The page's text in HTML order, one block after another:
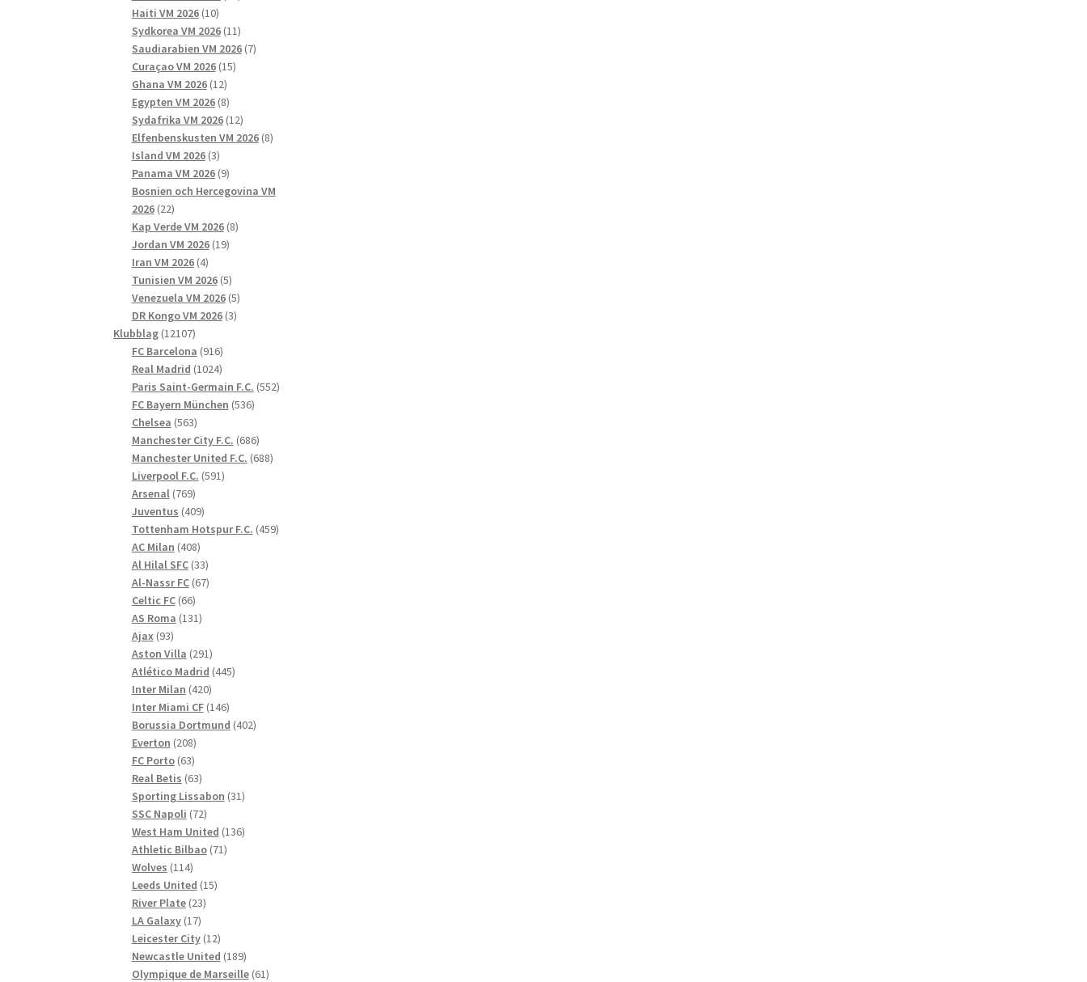
Haiti VM 2026 1010
produkter
Sydkorea VM 2026 1111
produkter
Saudiarabien VM 2026 77
Curaçao VM 2026 1515
Ghana VM 2026 1212
produkter
Egypten VM 2026 88
produkter
Sydafrika VM 2026 1212
produkter
Elfenbenskusten VM 2026 88
Island VM 2026 33
produkter
Panama VM 2026 99
produkter
Bosnien och Hercegovina VM
2026 2222
produkter
Kap Verde VM 2026 88
Jordan VM 2026 1919
Iran VM 2026 44
produkter
Tunisien VM 2026 55
produkter
Venezuela VM 2026 55
produkter
DR Kongo VM 2026 33
Klubblag 1210712107
produkter
FC Barcelona 916916
produkter
Real Madrid 10241024
produkter
Paris Saint-Germain F.C. 552552
FC Bayern München 536536
Chelsea 563563
produkter
Manchester City F.C. 686686
produkter
Manchester United F.C. 688688
Liverpool F.C. 591591
Arsenal 769769
produkter
Juventus 409409
produkter
Tottenham Hotspur F.C. 459459
AC Milan 408408
produkter
Al Hilal SFC 3333
produkter
Al-Nassr FC 6767
Celtic FC 6666
produkter
AS Roma 131131
Ajax 9393
produkter
Aston Villa 291291
produkter
Atlético Madrid 445445
Inter Milan 420420
produkter
Inter Miami CF 146146
produkter
Borussia Dortmund 402402
Everton 208208
produkter
FC Porto 6363
produkter
Real Betis 6363
produkter
Sporting Lissabon 3131
SSC Napoli 7272
produkter
West Ham United 136136
Athletic Bilbao 7171
Wolves 114114
produkter
Leeds United 1515
River Plate 2323
LA Galaxy 1717
produkter
Leicester City 1212
produkter
Newcastle United 189189
produkter
Olympique de Marseille 6161